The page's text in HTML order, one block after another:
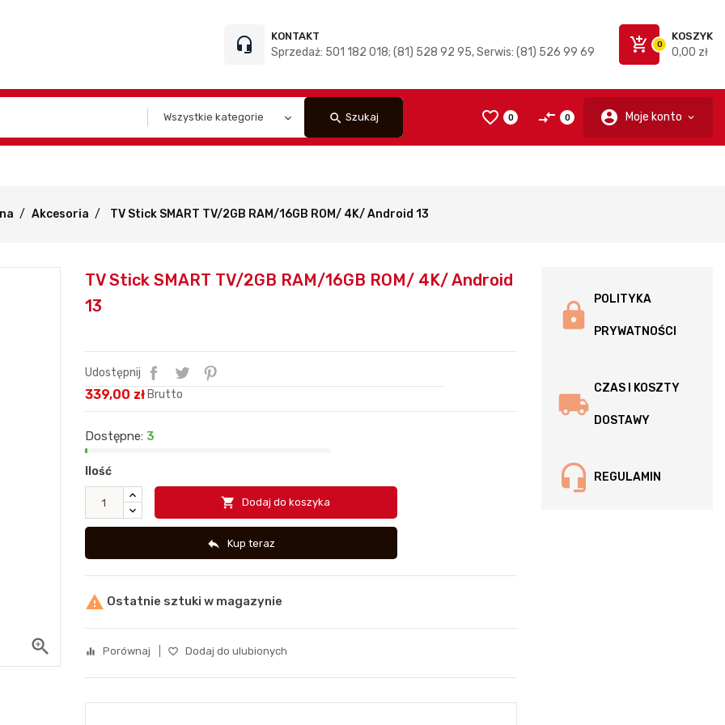
add_shopping_cart 0
KOSZYK
0,00 zł
headset_mic KONTAKT
Sprzedaż: 501 182 018; (81) 528 92 95, Serwis: (81) 526 99 69
account_circle Moje konto
search Szukaj compare_arrows 0
favorite_border 0
Akcesoria TV Stick SMART TV/2GB RAM/16GB ROM/ 4K/ Android 13
zoom_in
TV Stick SMART TV/2GB RAM/16GB ROM/ 4K/ Android
13
Udostępnij
339,00 złBrutto
Dostępne: 3
Ilość
 Dodaj do koszyka
 Kup teraz
 Ostatnie sztuki w magazynie
equalizer Porównaj favorite_border Dodaj do ulubionych
POLITYKA
PRYWATNOŚCI
CZAS I KOSZTY
DOSTAWY
REGULAMIN